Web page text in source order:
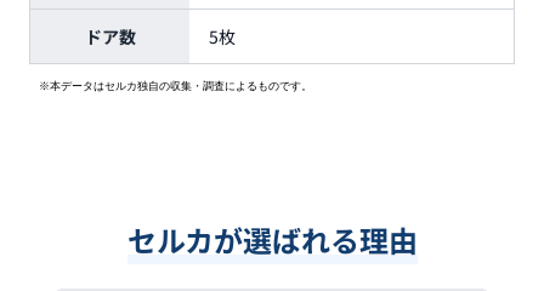
ドア数 5枚
※本データはセルカ独自の収集・調査によるものです。
セルカが選ばれる理由